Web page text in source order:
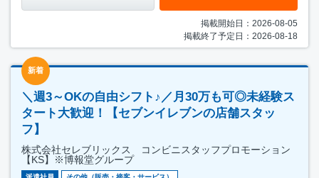
掲載開始日：2026-08-05
掲載終了予定日：2026-08-18
新着
＼週3～OKの自由シフト♪／月30万も可◎未経験ス
タート大歓迎！【セブンイレブンの店舗スタッ
フ】
株式会社セレブリックス コンビニスタッフプロモーション
【KS】※博報堂グループ